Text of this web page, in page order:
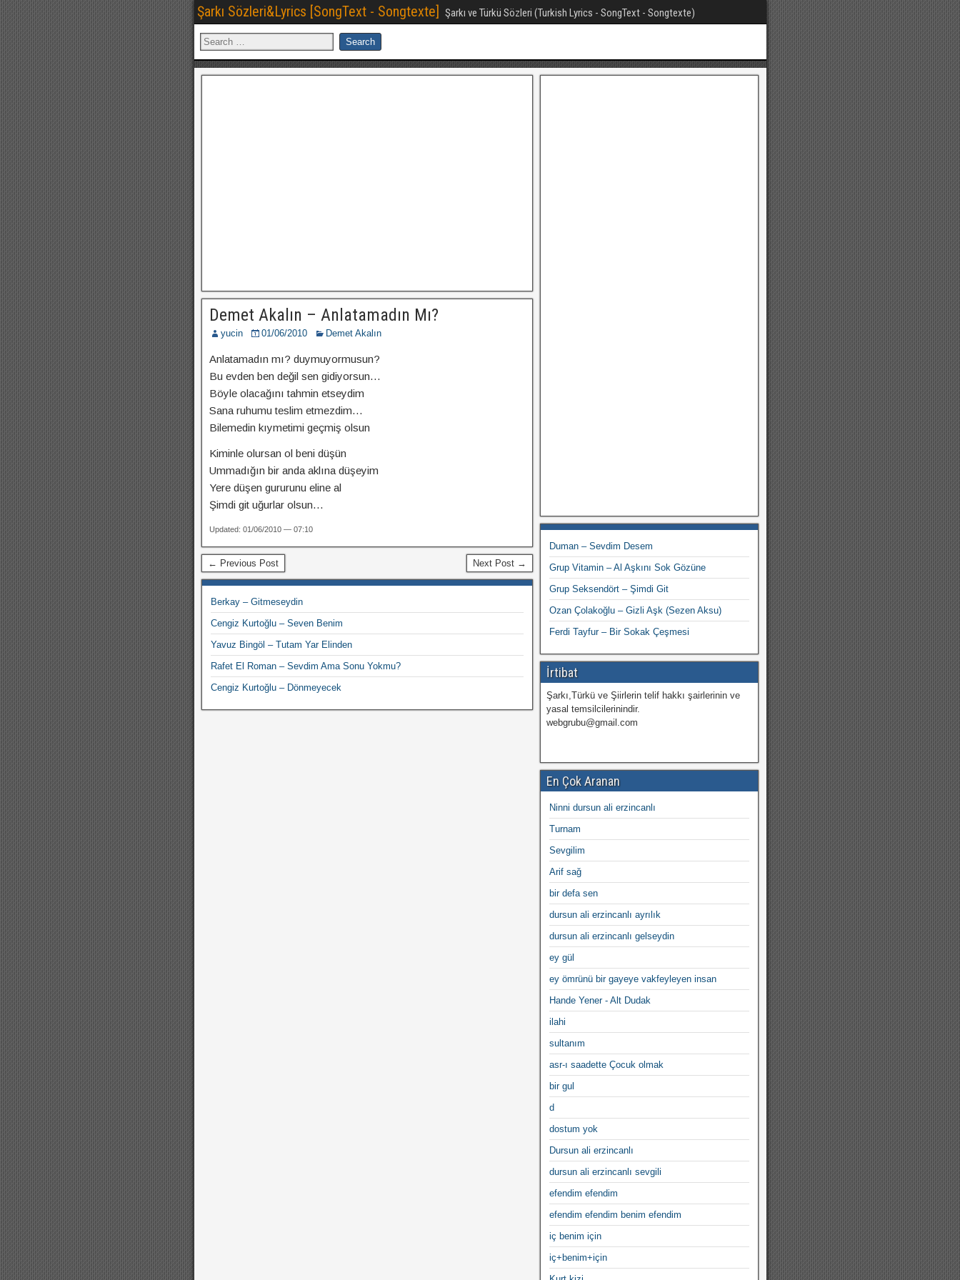
Şarkı Sözleri&Lyrics [SongText - Songtexte] Şarkı ve Türkü Sözleri (Turkish Lyrics - SongText - Songtexte)
Demet Akalın – Anlatamadın Mı?
yucin 01/06/2010 Demet Akalın
Anlatamadın mı? duymuyormusun?
Bu evden ben değil sen gidiyorsun…
Böyle olacağını tahmin etseydim
Sana ruhumu teslim etmezdim…
Bilemedin kıymetimi geçmiş olsun
Kiminle olursan ol beni düşün
Ummadığın bir anda aklına düşeyim
Yere düşen gururunu eline al
Şimdi git uğurlar olsun…
Updated: 01/06/2010 — 07:10
← Previous Post Next Post →
Berkay – Gitmeseydin
Cengiz Kurtoğlu – Seven Benim
Yavuz Bingöl – Tutam Yar Elinden
Rafet El Roman – Sevdim Ama Sonu Yokmu?
Cengiz Kurtoğlu – Dönmeyecek
Duman – Sevdim Desem
Grup Vitamin – Al Aşkını Sok Gözüne
Grup Seksendört – Şimdi Git
Ozan Çolakoğlu – Gizli Aşk (Sezen Aksu)
Ferdi Tayfur – Bir Sokak Çeşmesi
İrtibat
Şarkı,Türkü ve Şiirlerin telif hakkı şairlerinin ve
yasal temsilcilerinindir.
webgrubu@gmail.com
En Çok Aranan
Ninni dursun ali erzincanlı
Turnam
Sevgilim
Arif sağ
bir defa sen
dursun ali erzincanlı ayrılık
dursun ali erzincanlı gelseydin
ey gül
ey ömrünü bir gayeye vakfeyleyen insan
Hande Yener - Alt Dudak
ilahi
sultanım
asr-ı saadette Çocuk olmak
bir gul
d
dostum yok
Dursun ali erzincanlı
dursun ali erzincanlı sevgili
efendim efendim
efendim efendim benim efendim
iç benim için
iç+benim+için